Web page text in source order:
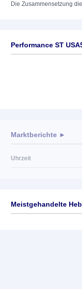
Die Zusammensetzung
Performance ST
Marktberichte ►
Uhrzeit
Meistgehandelte